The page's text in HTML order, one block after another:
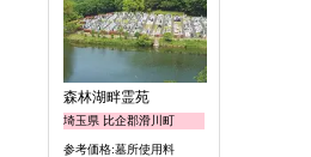
森林湖畔霊苑
埼玉県 比企郡滑川町
参考価格:墓所使用料